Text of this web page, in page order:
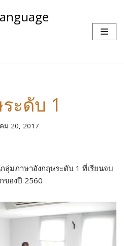
ะดับ 1
ม 20, 2017
มภาษาอังกฤษระดับ 1 ที่เรียนจบ
ของปี 2560